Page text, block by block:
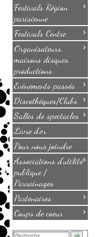
Festivals Région
parisienne
›
Festivals Centre ›
Organisateurs,
maisons disques,
productions
›
Evènements passés ›
Discothèques/Clubs ›
Salles de spectacles ›
Livre d'or
Pour nous joindre
Associations d'utilité
publique /
Parrainages
›
Partenaires ›
Coups de coeur ›